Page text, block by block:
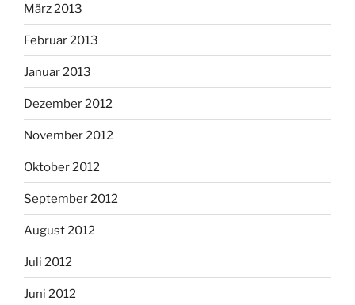
März 2013
Februar 2013
Januar 2013
Dezember 2012
November 2012
Oktober 2012
September 2012
August 2012
Juli 2012
Juni 2012